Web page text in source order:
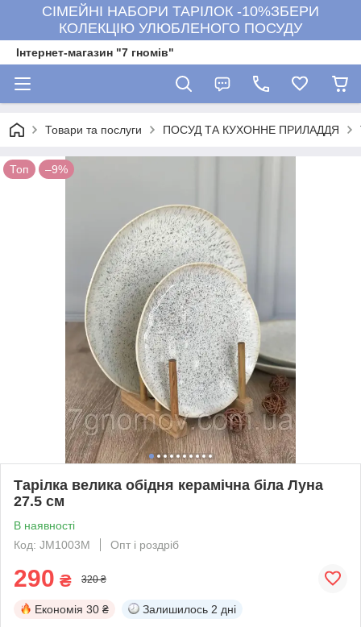
СІМЕЙНІ НАБОРИ ТАРІЛОК -10%ЗБЕРИ
КОЛЕКЦІЮ УЛЮБЛЕНОГО ПОСУДУ
Інтернет-магазин "7 гномів"
Товари та послуги ПОСУД ТА КУХОННЕ ПРИЛАДДЯ
Топ –9%
Тарілка велика обідня керамічна біла Луна
27.5 см
В наявності
Код: JM1003M
Опт і роздріб
290 ₴ 320 ₴
Економія 30 ₴ Залишилось 2 дні